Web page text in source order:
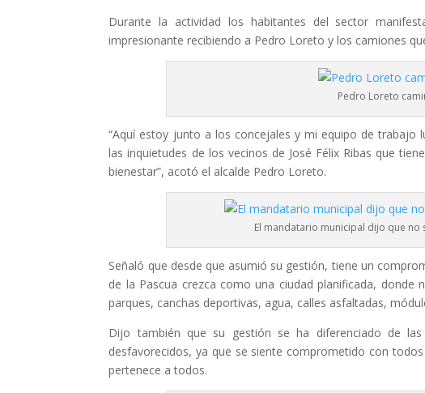
Durante la actividad los habitantes del sector
impresionante recibiendo a Pedro Loreto y los camiones
Pedro Loreto
“Aquí estoy junto a los concejales y mi equipo de trabajo
las inquietudes de los vecinos de José Félix Ribas que
bienestar”, acotó el alcalde Pedro Loreto.
El mandatario municipal dijo que
Señaló que desde que asumió su gestión, tiene un
de la Pascua crezca como una ciudad planificada, donde
parques, canchas deportivas, agua, calles asfaltadas,
Dijo también que su gestión se ha diferenciado de
desfavorecidos, ya que se siente comprometido con
pertenece a todos.